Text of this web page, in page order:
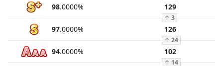
98.0000% 129
↑ 3
97.0000% 126
↑ 24
94.0000% 102
↑ 14